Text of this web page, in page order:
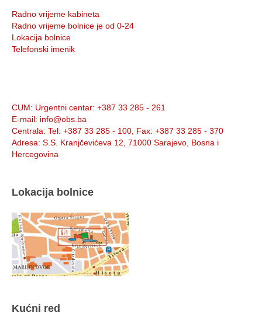
Radno vrijeme kabineta
Radno vrijeme bolnice je od 0-24
Lokacija bolnice
Telefonski imenik
CUM: Urgentni centar: +387 33 285 - 261
E-mail: info@obs.ba
Centrala: Tel: +387 33 285 - 100, Fax: +387 33 285 - 370
Adresa: S.S. Kranjčevićeva 12, 71000 Sarajevo, Bosna i
Hercegovina
Lokacija bolnice
Kućni red